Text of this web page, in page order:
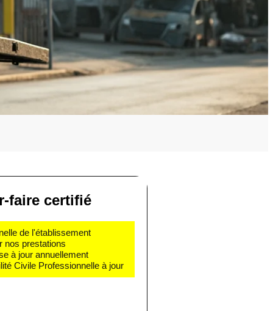
faire certifié
de l'établissement
nos prestations
à jour annuellement
Civile Professionnelle à jour